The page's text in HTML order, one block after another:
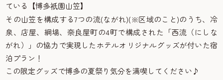
ている【博多祇園山笠】
その山笠を構成する7つの流(ながれ)(※区域のこと)のうち、冷
泉、店屋、綱場、奈良屋町の4町で構成された「西流（にしな
がれ）」の協力で実現したホテルオリジナルグッズが付いた宿
泊プラン！
この限定グッズで博多の夏祭り気分を満喫してください♪